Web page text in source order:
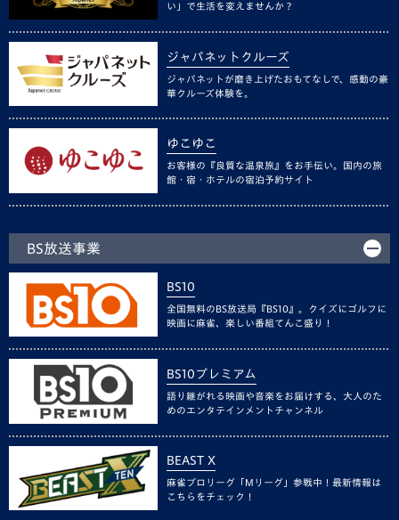
い」で生活を変えませんか？
ジャパネットクルーズ
ジャパネットが磨き上げたおもてなしで、感動の豪
華クルーズ体験を。
ゆこゆこ
お客様の『良質な温泉旅』をお手伝い。国内の旅
館・宿・ホテルの宿泊予約サイト
BS放送事業
BS10
全国無料のBS放送局『BS10』。クイズにゴルフに
映画に麻雀、楽しい番組てんこ盛り！
BS10プレミアム
語り継がれる映画や音楽をお届けする、大人のた
めのエンタテインメントチャンネル
BEAST X
麻雀プロリーグ「Mリーグ」参戦中！最新情報は
こちらをチェック！